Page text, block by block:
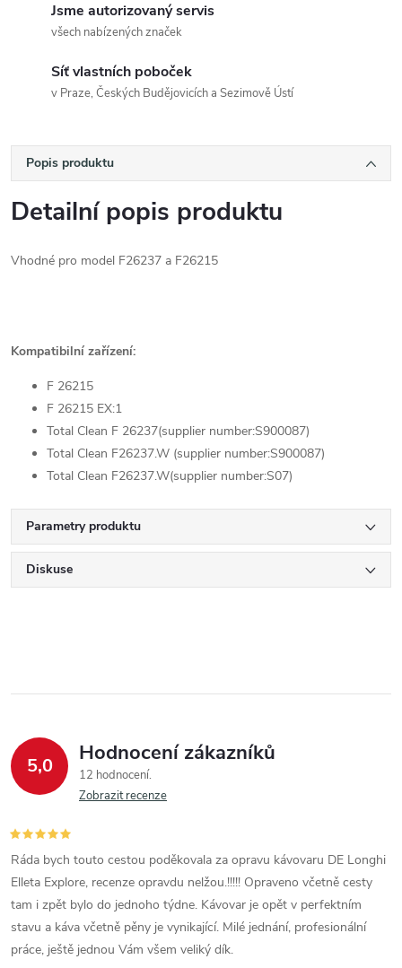
Jsme autorizovaný servis
všech nabízených značek
Síť vlastních poboček
v Praze, Českých Budějovicích a Sezimově Ústí
Popis produktu
Detailní popis produktu
Vhodné pro model F26237 a F26215
Kompatibilní zařízení:
F 26215
F 26215 EX:1
Total Clean F 26237(supplier number:S900087)
Total Clean F26237.W (supplier number:S900087)
Total Clean F26237.W(supplier number:S07)
Parametry produktu
Diskuse
5,0 Hodnocení zákazníků
12 hodnocení
Zobrazit recenze
Ráda bych touto cestou poděkovala za opravu kávovaru DE Longhi
Elleta Explore, recenze opravdu nelžou.!!!!! Opraveno včetně cesty
tam i zpět bylo do jednoho týdne. Kávovar je opět v perfektním
stavu a káva včetně pěny je vynikající. Milé jednání, profesionální
práce, ještě jednou Vám všem veliký dík.